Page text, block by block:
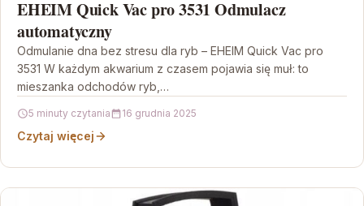
EHEIM Quick Vac pro 3531 Odmulacz
automatyczny
Odmulanie dna bez stresu dla ryb – EHEIM Quick Vac pro
3531 W każdym akwarium z czasem pojawia się muł: to
mieszanka odchodów ryb,…
5 minuty czytania 16 grudnia 2025
Czytaj więcej